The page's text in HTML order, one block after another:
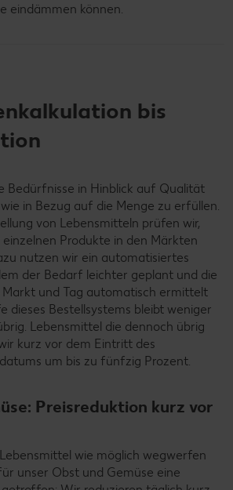
eindämmen können.
bis
Bedürfnisse in Hinblick auf Qualität
in Bezug auf die Menge zu erfüllen.
von Lebensmitteln prüfen wir,
Produkte in den Märkten
nutzen wir ein automatisiertes
der Bedarf leichter geplant und die
und Tag automatisch ermittelt
dieses Bestellsystems bleibt weniger
Lebensmittel die dennoch übrig
kurz vor dem Eintritt des
um bis zu fünfzig Prozent.
Preisreduktion kurz vor
wie möglich wegwerfen
unser Obst und Gemüse eine